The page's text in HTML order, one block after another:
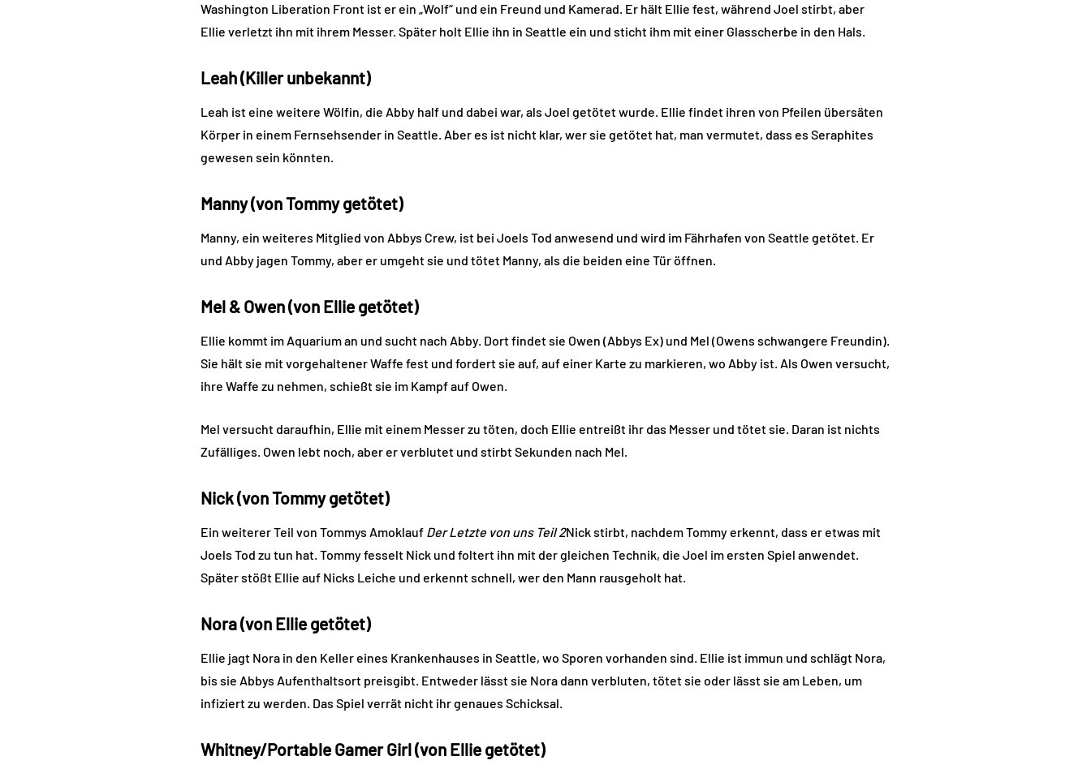
Washington Liberation Front ist er ein „Wolf“ und ein Freund und Kamerad. Er hält Ellie fest, während Joel stirbt, aber
Ellie verletzt ihn mit ihrem Messer. Später holt Ellie ihn in Seattle ein und sticht ihm mit einer Glasscherbe in den Hals.
Leah (Killer unbekannt)
Leah ist eine weitere Wölfin, die Abby half und dabei war, als Joel getötet wurde. Ellie findet ihren von Pfeilen übersäten
Körper in einem Fernsehsender in Seattle. Aber es ist nicht klar, wer sie getötet hat, man vermutet, dass es Seraphites
gewesen sein könnten.
Manny (von Tommy getötet)
Manny, ein weiteres Mitglied von Abbys Crew, ist bei Joels Tod anwesend und wird im Fährhafen von Seattle getötet. Er
und Abby jagen Tommy, aber er umgeht sie und tötet Manny, als die beiden eine Tür öffnen.
Mel & Owen (von Ellie getötet)
Ellie kommt im Aquarium an und sucht nach Abby. Dort findet sie Owen (Abbys Ex) und Mel (Owens schwangere Freundin).
Sie hält sie mit vorgehaltener Waffe fest und fordert sie auf, auf einer Karte zu markieren, wo Abby ist. Als Owen versucht,
ihre Waffe zu nehmen, schießt sie im Kampf auf Owen.
Mel versucht daraufhin, Ellie mit einem Messer zu töten, doch Ellie entreißt ihr das Messer und tötet sie. Daran ist nichts
Zufälliges. Owen lebt noch, aber er verblutet und stirbt Sekunden nach Mel.
Nick (von Tommy getötet)
Ein weiterer Teil von Tommys Amoklauf Der Letzte von uns Teil 2Nick stirbt, nachdem Tommy erkennt, dass er etwas mit
Joels Tod zu tun hat. Tommy fesselt Nick und foltert ihn mit der gleichen Technik, die Joel im ersten Spiel anwendet.
Später stößt Ellie auf Nicks Leiche und erkennt schnell, wer den Mann rausgeholt hat.
Nora (von Ellie getötet)
Ellie jagt Nora in den Keller eines Krankenhauses in Seattle, wo Sporen vorhanden sind. Ellie ist immun und schlägt Nora,
bis sie Abbys Aufenthaltsort preisgibt. Entweder lässt sie Nora dann verbluten, tötet sie oder lässt sie am Leben, um
infiziert zu werden. Das Spiel verrät nicht ihr genaues Schicksal.
Whitney/Portable Gamer Girl (von Ellie getötet)